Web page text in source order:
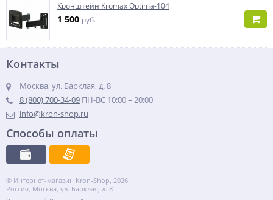
Кронштейн Kromax Optima-104
1 500 руб.
Контакты
Москва, ул. Барклая, д. 8
8 (800) 700-34-09 ПН-ВС 10:00 – 20:00
info@kron-shop.ru
Способы оплаты
© Интернет-магазин Kron-Shop, 2026
Россия, Москва, ул. Барклая, д. 8